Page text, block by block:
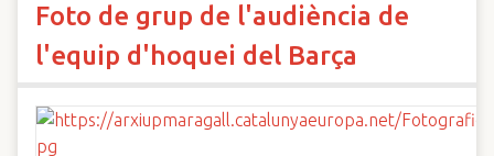
Foto de grup de l'audiència de
l'equip d'hoquei del Barça